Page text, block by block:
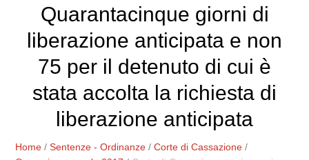
Quarantacinque giorni di
liberazione anticipata e non
75 per il detenuto di cui è
stata accolta la richiesta di
liberazione anticipata
Home /Sentenze - Ordinanze /Corte di Cassazione /